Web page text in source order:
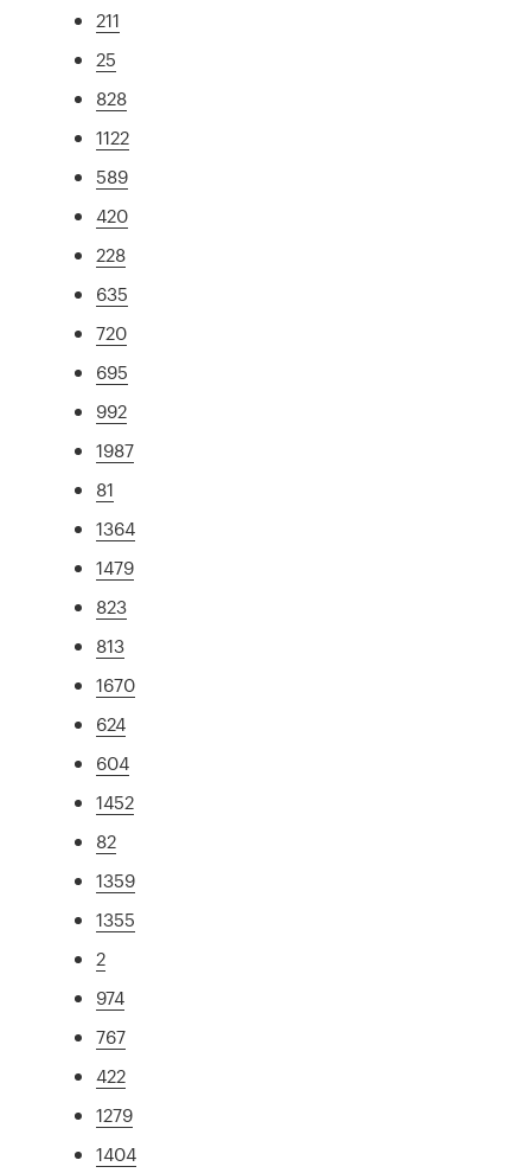
211
25
828
1122
589
420
228
635
720
695
992
1987
81
1364
1479
823
813
1670
624
604
1452
82
1359
1355
2
974
767
422
1279
1404